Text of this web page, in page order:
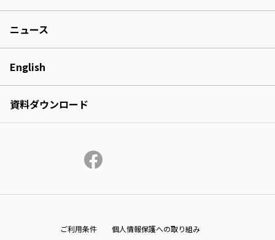
ニュース
English
資料ダウンロード
ご利用条件 個人情報保護への取り組み